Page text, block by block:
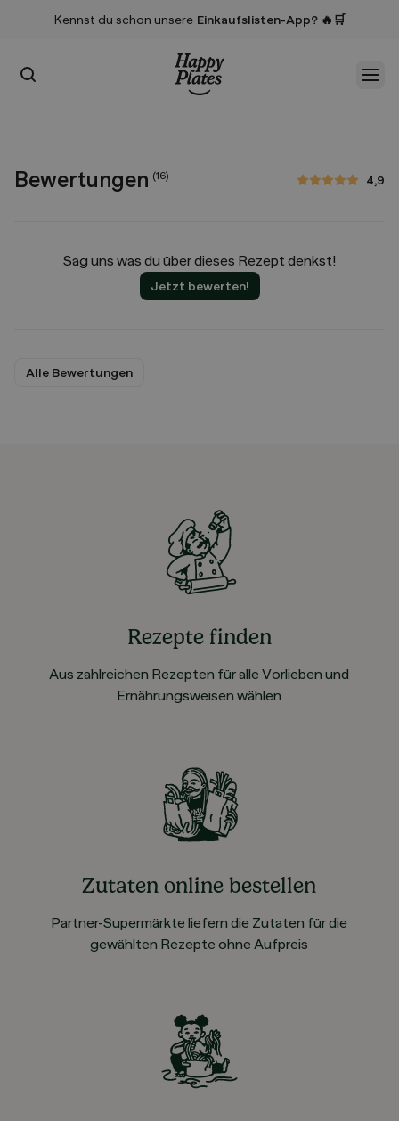
Kennst du schon unsere Einkaufslisten-App? 🔥🛒
Suchen
Bewertungen (16) 4,9
4,9 von 5 Sternen
Sag uns was du über dieses Rezept denkst!
Jetzt bewerten!
Alle Bewertungen
Rezepte finden
Aus zahlreichen Rezepten für alle Vorlieben und
Ernährungsweisen wählen
Zutaten online bestellen
Partner-Supermärkte liefern die Zutaten für die
gewählten Rezepte ohne Aufpreis